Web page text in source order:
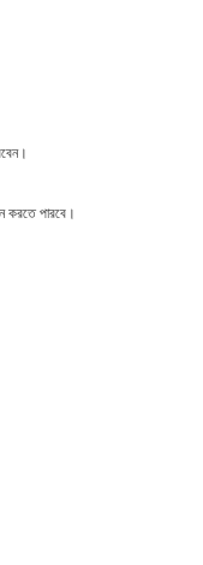
করতে পারবে।